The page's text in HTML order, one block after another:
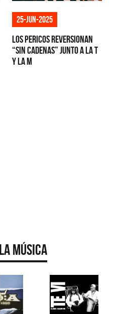
25-jun-2025
Los Pericos reversionan
“Sin cadenas” junto a La T
y La M
Música